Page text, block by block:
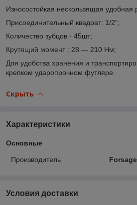
Износостойкая нескользящая удобная
Присоединительный квадрат: 1/2";
Количество зубцов - 45шт;
Крутящий момент : 28 — 210 Нм;
Для удобства хранения и
крепком ударопрочном футляре.
Скрыть
Характеристики
Основные
Производитель Forsage
Условия доставки